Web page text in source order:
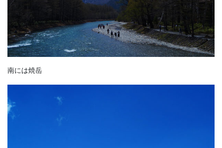
南には焼岳